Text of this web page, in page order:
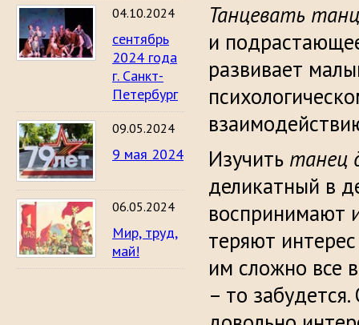
04.10.2024
сентябрь
2024 года
г. Санкт-
Петербург
09.05.2024
9 мая 2024
06.05.2024
Мир, труд,
май!
Танцевать
и
развивает
Изучить танец
деликатный в
воспринимают
теряют
им сложно все
– то